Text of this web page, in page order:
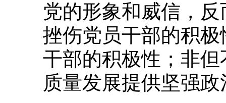
党的形象和威信，
挫伤党员干部的积
干部的积极性；非
质量发展提供坚强